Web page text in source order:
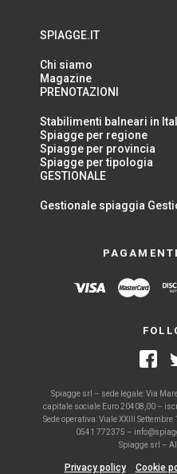
SPIAGGE.IT
Chi siamo
Magazine
PRENOTAZIONI
Stabilimenti balneari in
Spiagge per regione
Spiagge per provincia
Spiagge per tipologia
GESTIONALE
Gestionale spiaggia
Spiagge srl – sede legale: Via
capitale sociale Euro 20408,00 –
Sede operativa: Viale XXIII
0541 772375 –
Spiagge srl –
Privacy policy Cookie